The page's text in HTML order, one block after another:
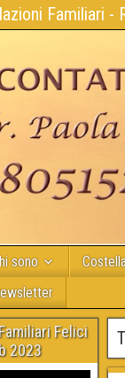
Familiari -
sono
Felici
2023